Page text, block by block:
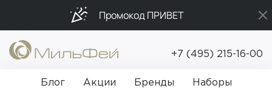
Промокод ПРИВЕТ
Бесплатная доставка от 5 000₽
Подарки в каждый заказ от 5 000₽
+7 (495) 215-16-00
Блог Акции Бренды
Наборы